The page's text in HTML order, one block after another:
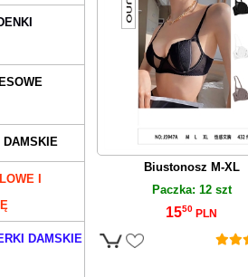
DAMSKIE
I
DAMSKIE
Biustonosz M-XL
Paczka: 12 szt
1550 PLN